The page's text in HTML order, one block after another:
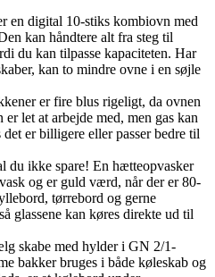
en digital 10-stiks kombiovn med
kan håndtere alt fra steg til
du kan tilpasse kapaciteten. Har
kan to mindre ovne i en søjle
er fire blus rigeligt, da ovnen
let at arbejde med, men gas kan
er billigere eller passer bedre til
du ikke spare! En hætteopvasker
og er guld værd, når der er 80-
tørrebord og gerne
glassene kan køres direkte ud til
skabe med hylder i GN 2/1-
bakker bruges i både køleskab og